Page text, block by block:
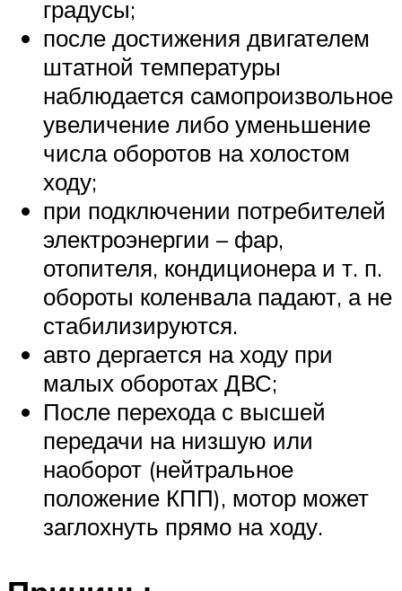
градусы;
после достижения двигателем
штатной температуры
наблюдается самопроизвольное
увеличение либо уменьшение
числа оборотов на холостом
ходу;
при подключении потребителей
электроэнергии – фар,
отопителя, кондиционера и т. п.
обороты коленвала падают, а не
стабилизируются.
авто дергается на ходу при
малых оборотах ДВС;
После перехода с высшей
передачи на низшую или
наоборот (нейтральное
положение КПП), мотор может
заглохнуть прямо на ходу.